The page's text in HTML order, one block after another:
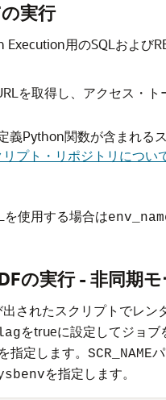
実行
用のSQLおよび
を取得し、アクセス・ト
Python関数が含まれる
プト・リポジトリについ
使用する場合は
の実行 - 非同期モ
されたスクリプトでレ
をtrueに設定してジョブ
定します。 SCR_NAME
を指定します。